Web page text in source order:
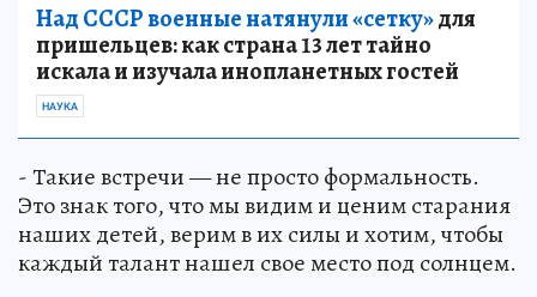
Над СССР военные натянули «сетку»для
пришельцев: как страна 13 лет тайно
искала и изучала инопланетных гостей
НАУКА
- Такие встречи — не просто формальность.
Это знак того, что мы видим и ценим старания
наших детей, верим в их силы и хотим, чтобы
каждый талант нашел свое место под солнцем.